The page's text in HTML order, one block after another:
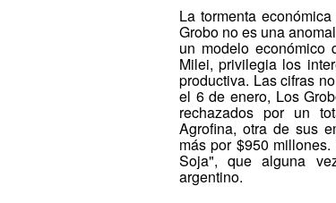
La tormenta
Grobo no es una
un modelo
Milei, privilegia los
productiva. Las cifras
el 6 de enero, Los
rechazados por un
Agrofina, otra de sus
más por $950
Soja", que alguna
argentino.